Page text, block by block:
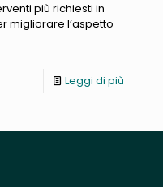
più richiesti in
migliorare l’aspetto
Leggi di più